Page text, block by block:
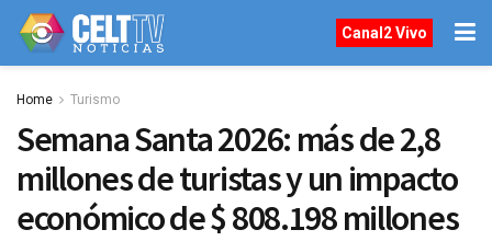
Canal2 Vivo
Home Turismo
Semana Santa 2026: más de 2,8
millones de turistas y un impacto
económico de $ 808.198 millones